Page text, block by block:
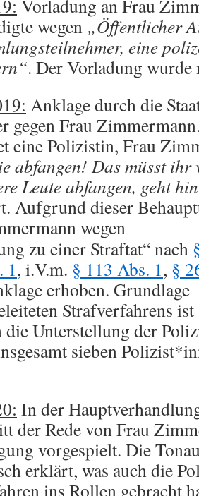
Vorladung an Frau
wegen „Öffentlicher
eine
. Der Vorladung
Anklage durch die
gegen Frau
eine Polizistin, Frau
abfangen! Das müsst
Leute abfangen, geht
Aufgrund dieser
wegen
zu einer Straftat“ nach
1, i.V.m. § 113 Abs. 1, §
erhoben. Grundlage
Strafverfahrens ist
Unterstellung der
sieben
In der
der Rede von Frau
vorgespielt. Die
erklärt, was auch die
ins Rollen gebracht